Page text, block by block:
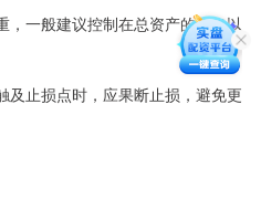
，一般建议控制在总资产的30%以
及止损点时，应果断止损，避免更